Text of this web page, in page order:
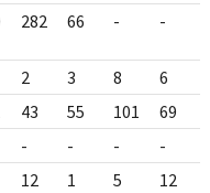
282 66 - -
2 3 8 6
43 55 101 69
- - - -
12 1 5 12